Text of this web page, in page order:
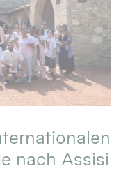
nach Assisi